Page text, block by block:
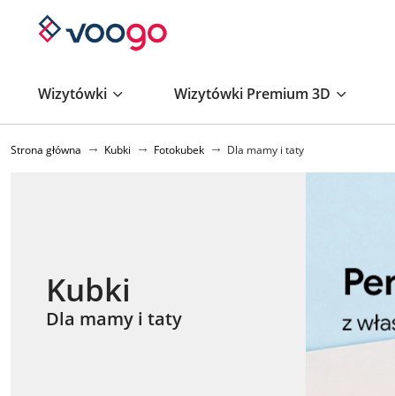
Wizytówki Wizytówki Premium 3D
Strona główna Kubki Fotokubek Dla mamy i taty
Kubki
Dla mamy i taty